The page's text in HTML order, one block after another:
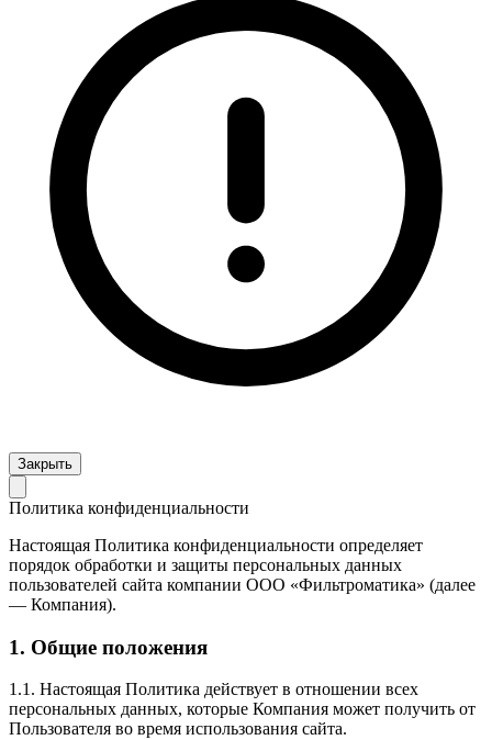
Закрыть
Политика конфиденциальности
Настоящая Политика конфиденциальности определяет
порядок обработки и защиты персональных данных
пользователей сайта компании ООО «Фильтроматика» (далее
— Компания).
1. Общие положения
1.1. Настоящая Политика действует в отношении всех
персональных данных, которые Компания может получить от
Пользователя во время использования сайта.